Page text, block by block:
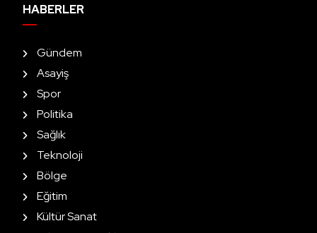
HABERLER
Gündem
Asayiş
Spor
Politika
Sağlık
Teknoloji
Bölge
Eğitim
Kültür Sanat